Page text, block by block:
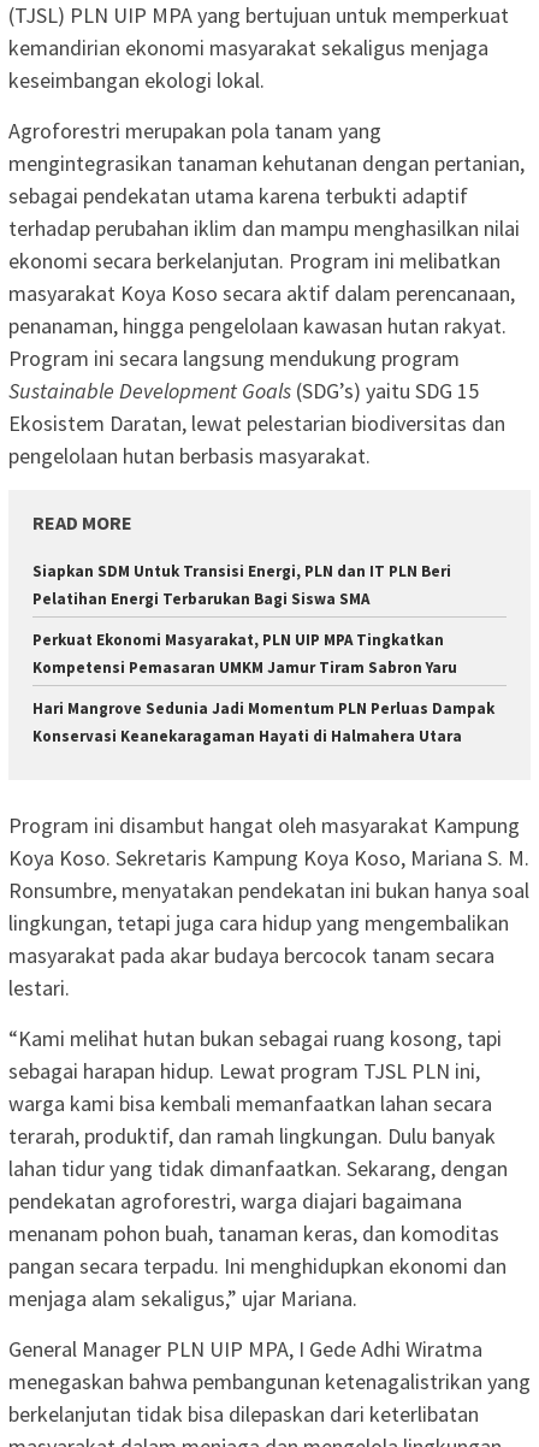
(TJSL) PLN UIP MPA yang bertujuan untuk memperkuat
kemandirian ekonomi masyarakat sekaligus menjaga
keseimbangan ekologi lokal.
Agroforestri merupakan pola tanam yang
mengintegrasikan tanaman kehutanan dengan pertanian,
sebagai pendekatan utama karena terbukti adaptif
terhadap perubahan iklim dan mampu menghasilkan nilai
ekonomi secara berkelanjutan. Program ini melibatkan
masyarakat Koya Koso secara aktif dalam perencanaan,
penanaman, hingga pengelolaan kawasan hutan rakyat.
Program ini secara langsung mendukung program
Sustainable Development Goals (SDG’s) yaitu SDG 15
Ekosistem Daratan, lewat pelestarian biodiversitas dan
pengelolaan hutan berbasis masyarakat.
READ MORE
Siapkan SDM Untuk Transisi Energi, PLN dan IT PLN Beri
Pelatihan Energi Terbarukan Bagi Siswa SMA
Perkuat Ekonomi Masyarakat, PLN UIP MPA Tingkatkan
Kompetensi Pemasaran UMKM Jamur Tiram Sabron Yaru
Hari Mangrove Sedunia Jadi Momentum PLN Perluas Dampak
Konservasi Keanekaragaman Hayati di Halmahera Utara
Program ini disambut hangat oleh masyarakat Kampung
Koya Koso. Sekretaris Kampung Koya Koso, Mariana S. M.
Ronsumbre, menyatakan pendekatan ini bukan hanya soal
lingkungan, tetapi juga cara hidup yang mengembalikan
masyarakat pada akar budaya bercocok tanam secara
lestari.
“Kami melihat hutan bukan sebagai ruang kosong, tapi
sebagai harapan hidup. Lewat program TJSL PLN ini,
warga kami bisa kembali memanfaatkan lahan secara
terarah, produktif, dan ramah lingkungan. Dulu banyak
lahan tidur yang tidak dimanfaatkan. Sekarang, dengan
pendekatan agroforestri, warga diajari bagaimana
menanam pohon buah, tanaman keras, dan komoditas
pangan secara terpadu. Ini menghidupkan ekonomi dan
menjaga alam sekaligus,” ujar Mariana.
General Manager PLN UIP MPA, I Gede Adhi Wiratma
menegaskan bahwa pembangunan ketenagalistrikan yang
berkelanjutan tidak bisa dilepaskan dari keterlibatan